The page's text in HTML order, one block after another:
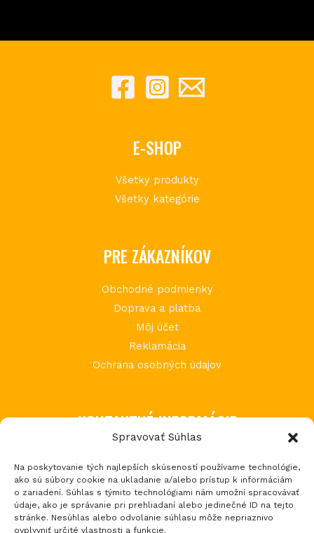
Spravovať Súhlas
Na poskytovanie tých najlepších skúseností používame technológie,
ako sú súbory cookie na ukladanie a/alebo prístup k informáciám
o zariadení. Súhlas s týmito technológiami nám umožní spracovávať
údaje, ako je správanie pri prehliadaní alebo jedinečné ID na tejto
stránke. Nesúhlas alebo odvolanie súhlasu môže nepriaznivo
ovplyvniť určité vlastnosti a funkcie.
E-SHOP
Všetky produkty
Všetky kategórie
PRE ZÁKAZNÍKOV
Obchodné podmienky
Doprava a platba
Môj účet
Reklamácia
Ochrana osobných údajov
KONTAKTNÉ INFORMÁCIE
Považská Teplá 602
017 05 Považská Bystrica 5
tel.: +421 903 232 273